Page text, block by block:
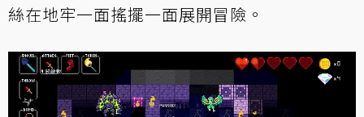
絲在地牢一面搖擺一面展開冒險。